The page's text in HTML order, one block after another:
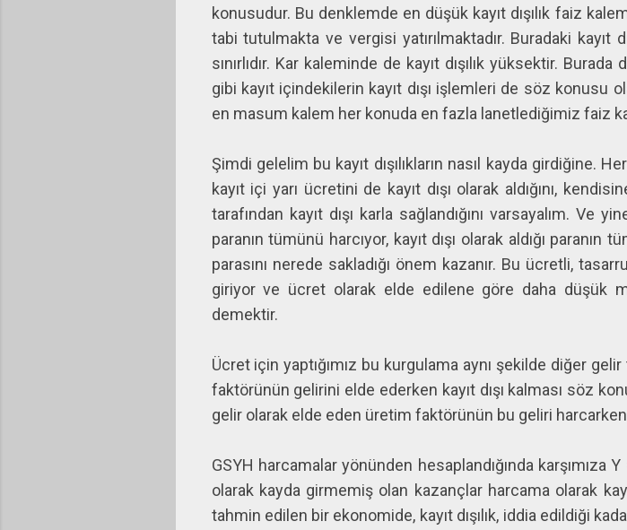
konusudur. Bu denklemde en düşük kayıt dışılık faiz
tabi tutulmakta ve vergisi yatırılmaktadır. Buradaki kayıt
sınırlıdır. Kar kaleminde de kayıt dışılık yüksektir.
gibi kayıt içindekilerin kayıt dışı işlemleri de söz konusu
en masum kalem her konuda en fazla lanetlediğimiz faiz
Şimdi gelelim bu kayıt dışılıkların nasıl kayda girdiğine.
kayıt içi yarı ücretini de kayıt dışı olarak aldığını,
tarafından kayıt dışı karla sağlandığını varsayalım. Ve
paranın tümünü harcıyor, kayıt dışı olarak aldığı
parasını nerede sakladığı önem kazanır. Bu ücretli,
giriyor ve ücret olarak elde edilene göre daha düşük
demektir.
Ücret için yaptığımız bu kurgulama aynı şekilde diğer
faktörünün gelirini elde ederken kayıt dışı kalması söz
gelir olarak elde eden üretim faktörünün bu geliri
GSYH harcamalar yönünden hesaplandığında
olarak kayda girmemiş olan kazançlar harcama olarak
tahmin edilen bir ekonomide, kayıt dışılık, iddia edildiği